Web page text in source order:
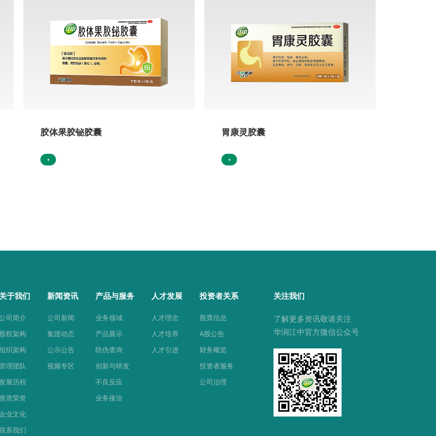
胶体果胶铋胶囊 胃康灵胶囊
于我们
司简介
权架构
织架构
理团队
展历程
质荣誉
业文化
系我们
新闻资讯
公司新闻
集团动态
公示公告
视频专区
产品与服务
业务领域
产品展示
防伪查询
创新与研发
不良反应
业务接洽
人才发展
人才理念
人才培养
人才引进
投资者关系
股票信息
A股公告
财务概览
投资者服务
公司治理
关注我们
了解更多资讯敬请关注
华润江中官方微信公众号